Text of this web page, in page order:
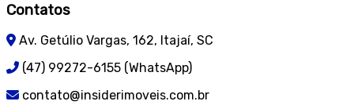
Contatos
Av. Getúlio Vargas, 162, Itajaí, SC
(47) 99272-6155 (WhatsApp)
contato@insiderimoveis.com.br